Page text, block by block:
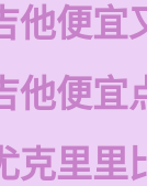
他便宜
他便宜
克里里